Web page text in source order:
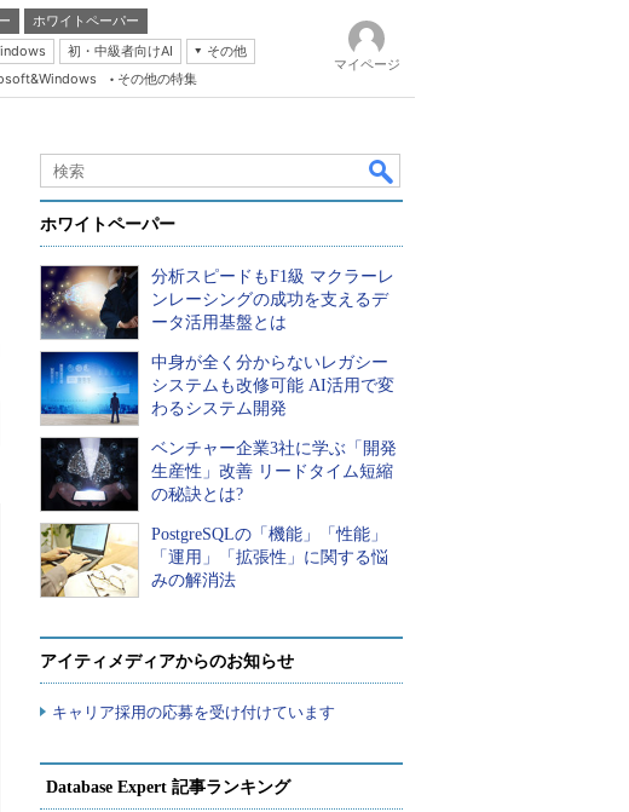
ホワイトペーパー
初・中級者向けAI
その他
Storage
Expert
of IP Network
& Trust
その他の特集
マイページ
ホワイトペーパー
分析スピードもF1級 マクラーレ
ンレーシングの成功を支えるデ
ータ活用基盤とは
中身が全く分からないレガシー
システムも改修可能 AI活用で変
わるシステム開発
ベンチャー企業3社に学ぶ「開発
生産性」改善 リードタイム短縮
の秘訣とは?
PostgreSQLの「機能」「性能」
「運用」「拡張性」に関する悩
みの解消法
アイティメディアからのお知らせ
キャリア採用の応募を受け付けています
Database Expert 記事ランキング